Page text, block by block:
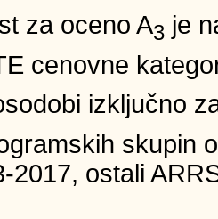
za oceno A3 je
cenovne
izključno
skupin
2017, ostali